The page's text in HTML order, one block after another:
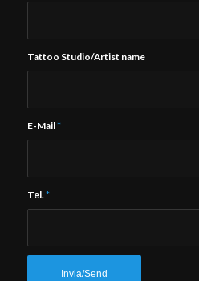
Tattoo Studio/Artist name
E-Mail*
Tel.*